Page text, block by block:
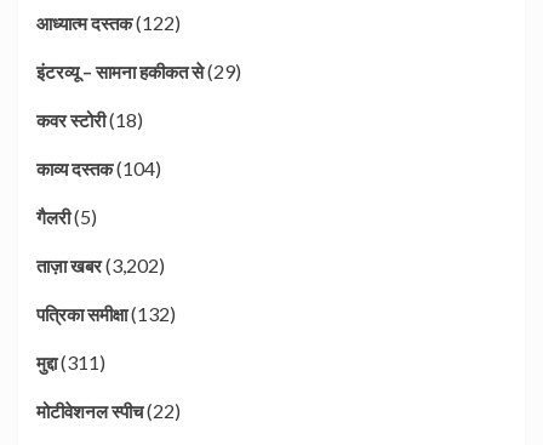
आध्यात्म दस्तक(122)
इंटरव्यू – सामना हकीकत से(29)
कवर स्टोरी(18)
काव्य दस्तक(104)
गैलरी(5)
ताज़ा खबर(3,202)
पत्रिका समीक्षा(132)
मुद्दा(311)
मोटीवेशनल स्पीच(22)